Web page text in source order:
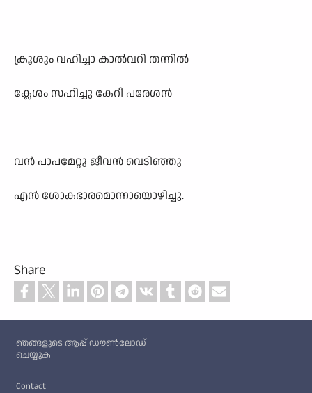
ക്രൂശും വഹിച്ചാ കാൽവറി തന്നിൽ
ക്ലേശം സഹിച്ചു കേറീ പരേശൻ
വൻ പാപമേറ്റു ജീവൻ വെടിഞ്ഞു
എൻ ശോകഭാരമൊന്നായൊഴിച്ചു.
Share
ഞങ്ങളുടെ ആപ്പ് ഡൗൺലോഡ്
ചെയ്യുക
Footer
Contact